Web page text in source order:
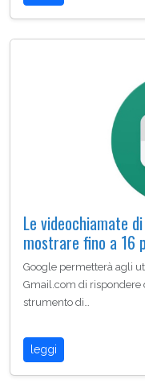
Le videochiamate
mostrare fino a 16
Google permetterà agli
Gmail.com di
strumento di…
leggi